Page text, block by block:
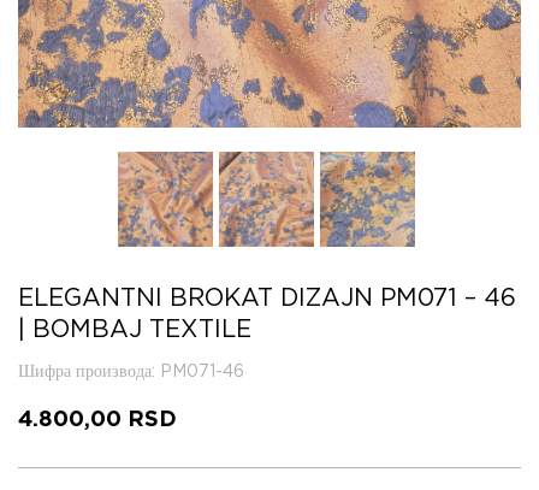
ELEGANTNI BROKAT DIZAJN PM071 – 46
| BOMBAJ TEXTILE
Шифра производа: PM071-46
4.800,00 RSD